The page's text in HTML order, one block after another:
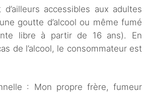
accessibles aux adultes
goutte d’alcool ou même fumé
libre à partir de 16 ans). En
de l’alcool, le consommateur est
: Mon propre frère, fumeur